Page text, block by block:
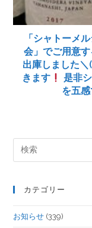
「シャトーメ
会」でご用意
出庫しました
きます
是非
を五感
カテゴリー
お知らせ (339)